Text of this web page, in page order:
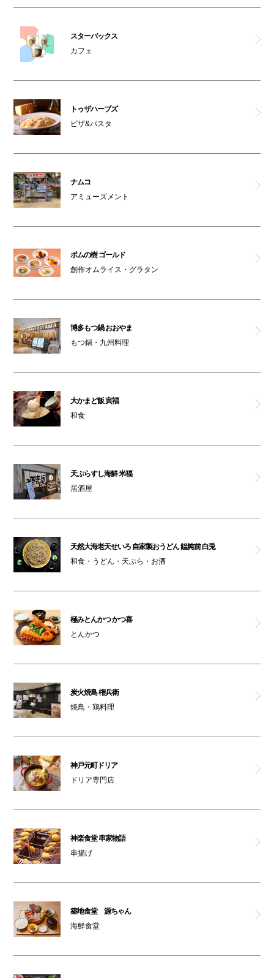
スターバックス
カフェ
トゥザハーブズ
ピザ&パスタ
ナムコ
アミューズメント
ポムの樹 ゴールド
創作オムライス・グラタン
博多もつ鍋 おおやま
もつ鍋・九州料理
大かまど飯 寅福
和食
天ぷらすし海鮮 米福
居酒屋
天然大海老天せいろ 自家製おうどん 饂飩前 白兎
和食・うどん・天ぷら・お酒
極みとんかつ かつ喜
とんかつ
炭火焼鳥 権兵衛
焼鳥・鶏料理
神戸元町ドリア
ドリア専門店
神楽食堂 串家物語
串揚げ
築地食堂 源ちゃん
海鮮食堂